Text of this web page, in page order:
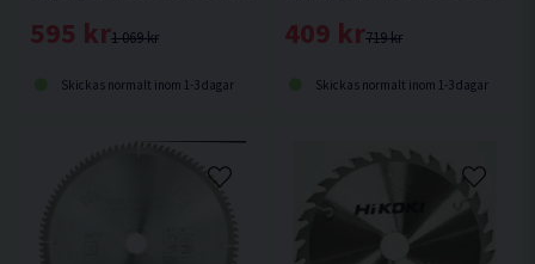
1 069 kr
595 kr
Skickas normalt inom 1-3 dagar
719 kr
409 kr
Skickas normalt inom 1-3 dagar